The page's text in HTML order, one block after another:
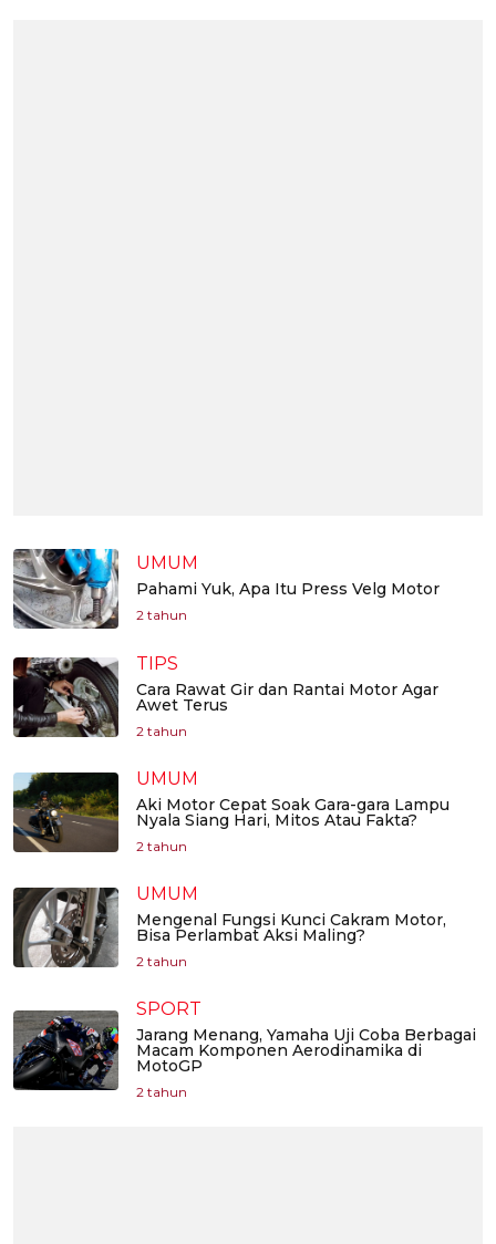
UMUM
Pahami Yuk, Apa Itu Press Velg Motor
2 tahun
TIPS
Cara Rawat Gir dan Rantai Motor Agar
Awet Terus
2 tahun
UMUM
Aki Motor Cepat Soak Gara-gara Lampu
Nyala Siang Hari, Mitos Atau Fakta?
2 tahun
UMUM
Mengenal Fungsi Kunci Cakram Motor,
Bisa Perlambat Aksi Maling?
2 tahun
SPORT
Jarang Menang, Yamaha Uji Coba Berbagai
Macam Komponen Aerodinamika di
MotoGP
2 tahun